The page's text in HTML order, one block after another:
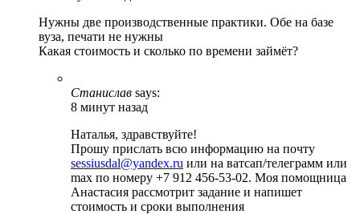
Нужны две производственные практики. Обе на базе
вуза, печати не нужны
Какая стоимость и сколько по времени займёт?
Станислав says:
8 минут назад
Наталья, здравствуйте!
Прошу прислать всю информацию на почту
sessiusdal@yandex.ru или на ватсап/телеграмм или
max по номеру +7 912 456-53-02. Моя помощница
Анастасия рассмотрит задание и напишет
стоимость и сроки выполнения